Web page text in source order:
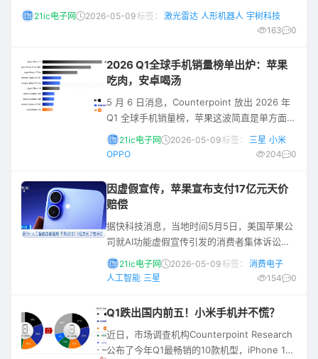
真正实战，还是人形机器人门槛太低，手机大厂都能轻松手搓？ 前
不久刚刚结束的北京亦庄人形机器人半程马拉松赛事中，荣耀闪电
荣耀强拉下马。 更讽刺的是，荣耀机器
21ic电子网 2026-05-09标签： 激光雷达 人形机器人 宇树科技
163
0
2026 Q1全球手机销量榜单出炉：苹果
吃肉，安卓喝汤
5 月 6 日消息，Counterpoint 放出 2026 年
Q1 全球手机销量榜，苹果这波简直是单方面屠
杀，安卓阵营被打得毫无还手之力，尤其是高
端市场，连个能打的都没有。 TOP10 榜单
Max 和 Pro 紧随其后。算上排名第六的
iPhone 16，苹果一家就占了四席，这统治力
真没
21ic电子网 2026-05-09标签： 三星 小米
OPPO
204 0
因虚假宣传，苹果宣布支付17亿元天价
赔偿
据快科技消息，当地时间5月5日，美国苹果公
司就AI功能虚假宣传引发的消费者集体诉讼正
式达成和解，同意支付2.5亿美元赔偿款（约合
人民币17亿元）。 该和解协议目前仍需法院最
646元）。 该方案若获法院最终批准，将成为
苹果史上规模最大的消费类诉讼和解之一。 这
宗集体诉讼发生于2025年，诉讼的核心争议，
21ic电子网 2026-05-09标签：
消费电子
人工智能 三星 154 0
Q1跌出国内前五！小米手机并不慌？
近日，市场调查机构Counterpoint Research
公布了今年Q1最畅销的10款机型，iPhone 17